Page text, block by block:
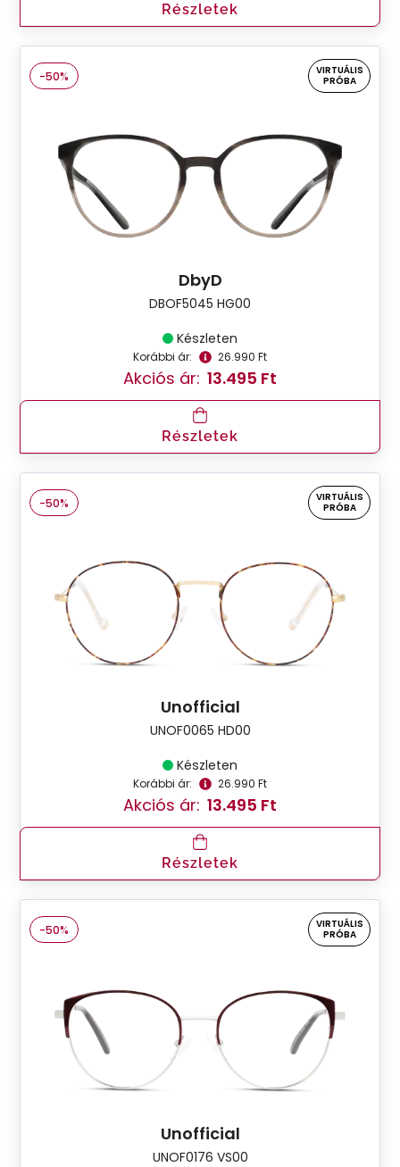
Részletek
-50%
VIRTUÁLIS
PRÓBA
DbyD
DBOF5045 HG00
Készleten
Korábbi ár: 26.990 Ft
Akciós ár: 13.495 Ft
Részletek
-50%
VIRTUÁLIS
PRÓBA
Unofficial
UNOF0065 HD00
Készleten
Korábbi ár: 26.990 Ft
Akciós ár: 13.495 Ft
Részletek
-50%
VIRTUÁLIS
PRÓBA
Unofficial
UNOF0176 VS00